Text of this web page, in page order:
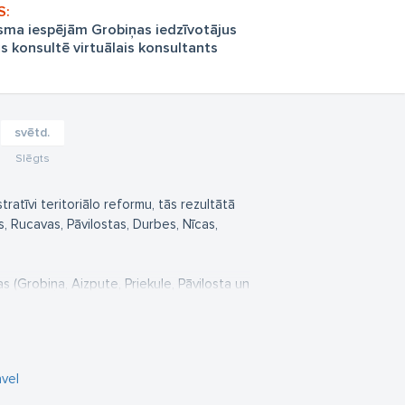
iespējām Grobiņas iedzīvotājus
konsultē virtuālais konsultants
svētd.
Slēgts
teritoriālo reformu, tās rezultātā
Pāvilostas, Durbes, Nīcas,
(Grobiņa, Aizpute, Priekule, Pāvilosta un
Kazdangas, Lažas, Dunikas,
Vecpils, Tadaiķu, Nīcas,